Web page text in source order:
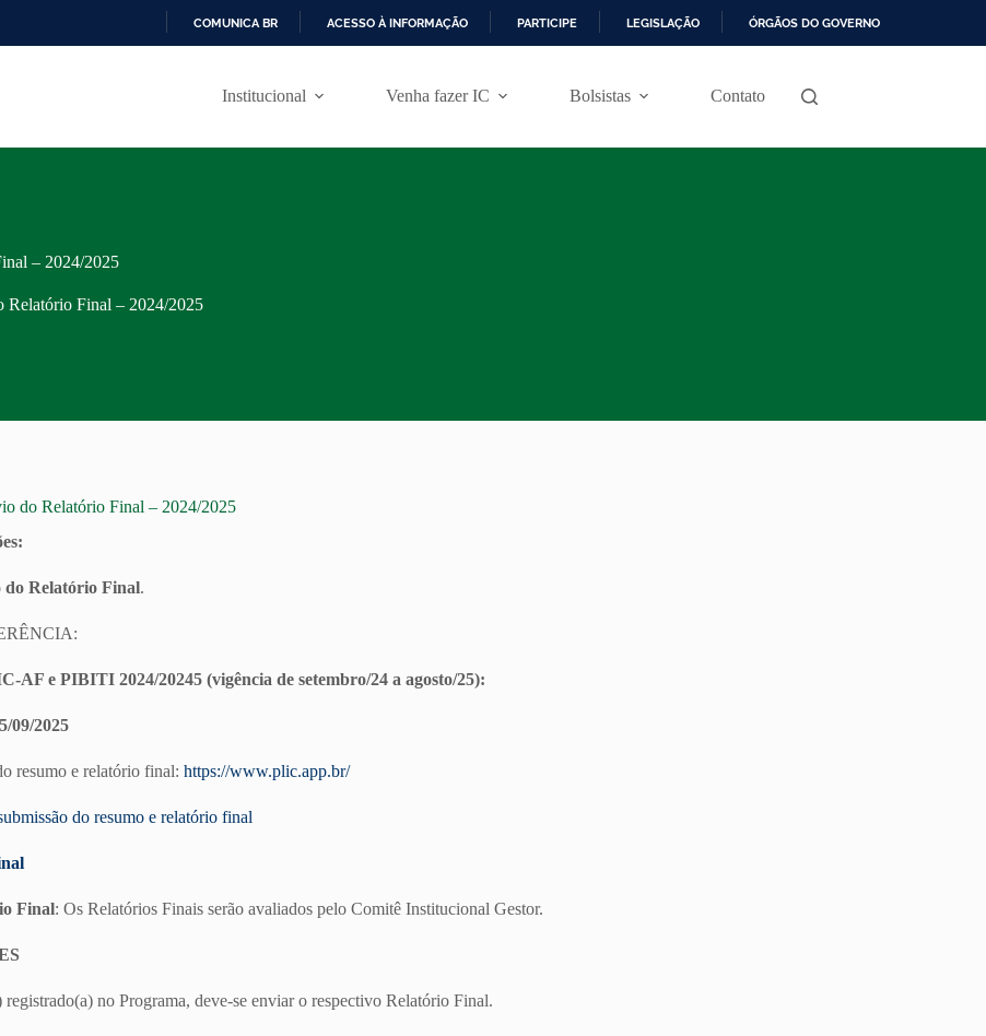
P
COMUNICA BR ACESSO À INFORMAÇÃO PARTICIPE LEGISLAÇÃO ÓRGÃOS DO GOVERNO
Institucional Venha fazer IC Bolsistas Contato
– 2024/2025
Relatório Final – 2024/2025
do Relatório Final – 2024/2025
do Relatório Final.
AF e PIBITI 2024/20245 (vigência de setembro/24 a agosto/25):
09/2025
resumo e relatório final: https://www.plic.app.br/
do resumo e relatório final
Final: Os Relatórios Finais serão avaliados pelo Comitê Institucional Gestor.
registrado(a) no Programa, deve-se enviar o respectivo Relatório Final.